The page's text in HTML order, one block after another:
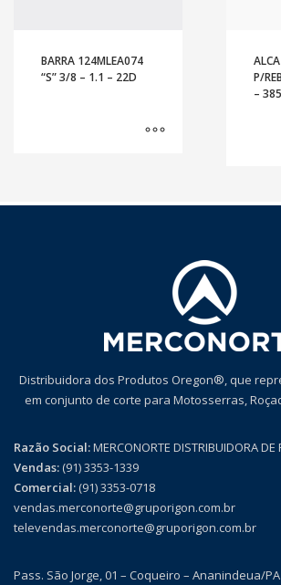
BARRA 124MLEA074
“S” 3/8 – 1.1 – 22D
P/
–
Distribuidora dos Produtos Oregon®, que
em conjunto de corte para Motosserras,
Razão Social:MERCONORTE DISTRIBUIDORA DE
Vendas:(91) 3353-1339
Comercial:(91) 3353-0718
vendas.merconorte@gruporigon.com.br
televendas.merconorte@gruporigon.com.br
Pass. São Jorge, 01 – Coqueiro – Ananindeua/PA